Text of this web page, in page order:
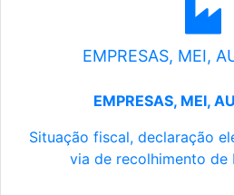
EMPRESAS, MEI,
EMPRESAS, MEI,
Situação fiscal, declaração
via de recolhimento de